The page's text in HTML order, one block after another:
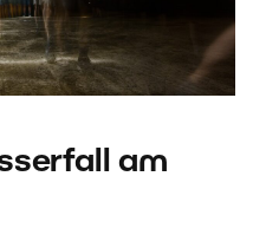
am